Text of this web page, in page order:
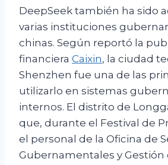
DeepSeek también ha sido
varias instituciones
chinas. Según reportó la
financiera Caixin, la ciudad
Shenzhen fue una de las
utilizarlo en sistemas
internos. El distrito de
que, durante el Festival de
el personal de la Oficina de
Gubernamentales y Gestión